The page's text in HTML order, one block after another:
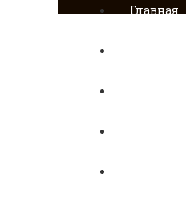
Главная